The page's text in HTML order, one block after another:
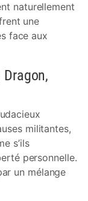
naturellement
une
face aux
militantes,
s’ils
personnelle.
un mélange